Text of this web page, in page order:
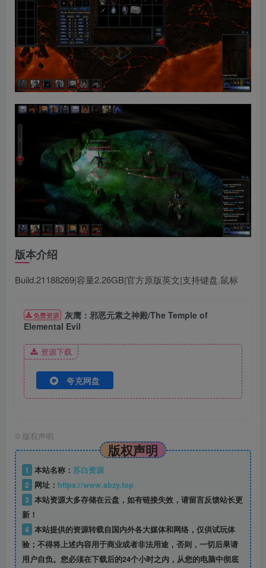
版本介绍
Build.21188269|容量2.26GB|官方原版英文|支持键盘.鼠标
免费资源 灰鹰：邪恶元素之神殿/The Temple of
Elemental Evil
资源下载
夸克网盘
© 版权声明
版权声明
1 本站名称： 苏白资源
2
网址： https://www.sbzy.top
3 本站资源大多存储在云盘，如有链接失效，请留言反馈站长更
新！
4 本站提供的资源转载自国内外各大媒体和网络，仅供试玩体
验；不得将上述内容用于商业或者非法用途，否则，一切后果请
用户自负。您必须在下载后的24个小时之内，从您的电脑中彻底